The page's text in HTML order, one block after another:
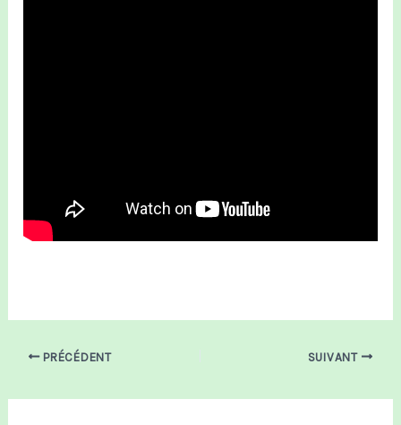
PRÉCÉDENT SUIVANT